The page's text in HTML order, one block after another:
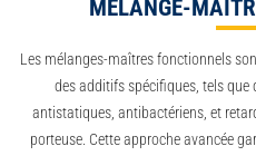
MÉLANGE-
Les mélanges-maîtres fonctionnels
des additifs spécifiques, tels
antistatiques, antibactériens, et
porteuse. Cette approche avancée